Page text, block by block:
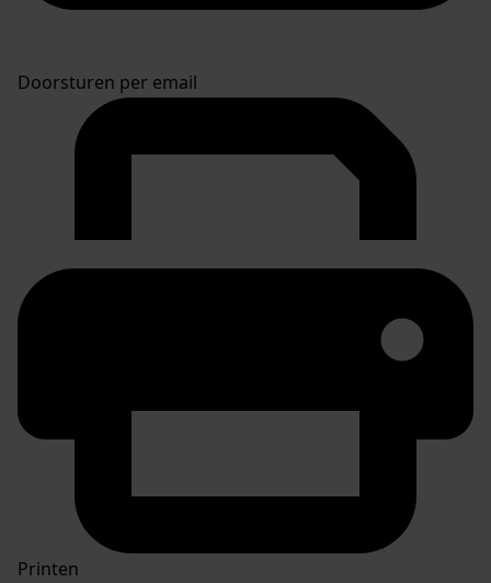
Doorsturen per email
Printen